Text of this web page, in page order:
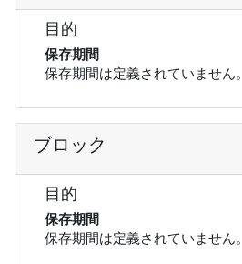
目的
保存期間
保存期間は定義されていません。
ブロック
目的
保存期間
保存期間は定義されていません。